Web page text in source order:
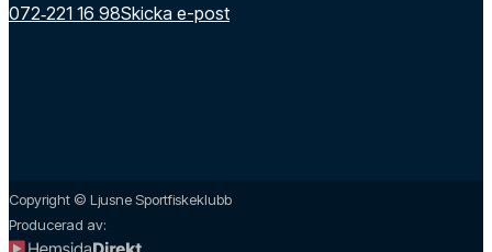
072‑221 16 98Skicka e-post
Copyright © Ljusne Sportfiskeklubb
Producerad av: